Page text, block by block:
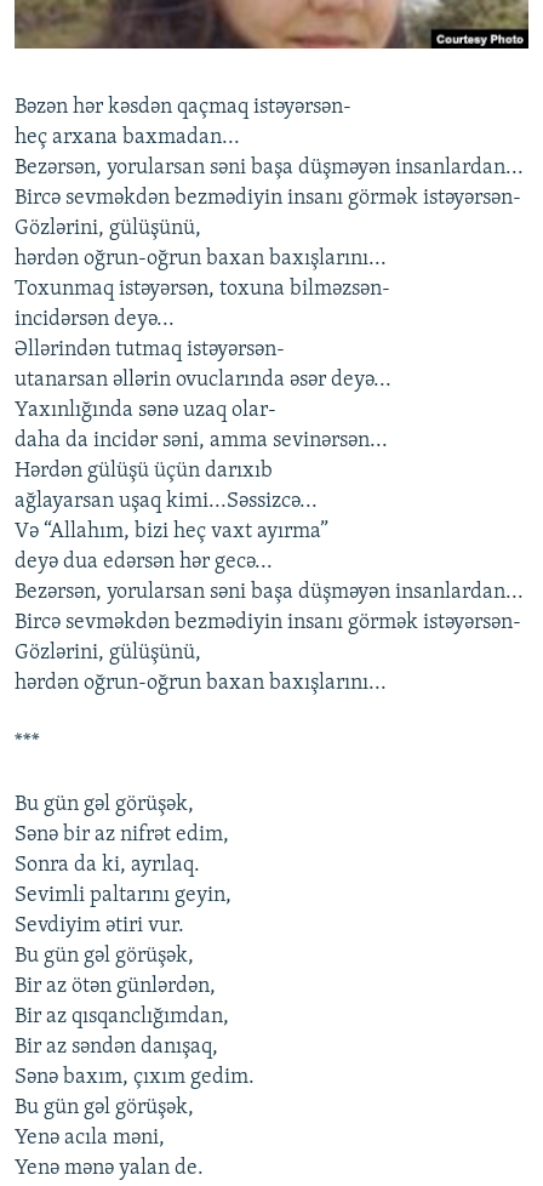
KARIKATURA
İSLAM VƏ DEMOKRATIYA
PEŞƏ ETIKASI VƏ JURNALISTIKA STANDARTLARIMIZ
AZADLIQRADIOSU MOBIL TELEFONUNUZDA
BIZIMLƏ ƏLAQƏ
XƏBƏR BÜLLETENLƏRIMIZ
BIZI IZLƏ
RFE/RL-in bütün saytları
Bəzən hər kəsdən qaçmaq istəyərsən-
heç arxana baxmadan...
Bezərsən, yorularsan səni başa düşməyən insanlardan...
Bircə sevməkdən bezmədiyin insanı görmək istəyərsən-
Gözlərini, gülüşünü,
hərdən oğrun-oğrun baxan baxışlarını...
Toxunmaq istəyərsən, toxuna bilməzsən-
incidərsən deyə...
Əllərindən tutmaq istəyərsən-
utanarsan əllərin ovuclarında əsər deyə...
Yaxınlığında sənə uzaq olar-
daha da incidər səni, amma sevinərsən...
Hərdən gülüşü üçün darıxıb
ağlayarsan uşaq kimi...Səssizcə...
Və “Allahım, bizi heç vaxt ayırma”
deyə dua edərsən hər gecə...
Bezərsən, yorularsan səni başa düşməyən insanlardan...
Bircə sevməkdən bezmədiyin insanı görmək istəyərsən-
Gözlərini, gülüşünü,
hərdən oğrun-oğrun baxan baxışlarını...
***
Bu gün gəl görüşək,
Sənə bir az nifrət edim,
Sonra da ki, ayrılaq.
Sevimli paltarını geyin,
Sevdiyim ətiri vur.
Bu gün gəl görüşək,
Bir az ötən günlərdən,
Bir az qısqanclığımdan,
Bir az səndən danışaq,
Sənə baxım, çıxım gedim.
Bu gün gəl görüşək,
Yenə acıla məni,
Yenə mənə yalan de.